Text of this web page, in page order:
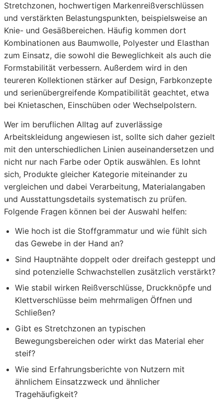
Stretchzonen, hochwertigen Markenreißverschlüssen
und verstärkten Belastungspunkten, beispielsweise an
Knie- und Gesäßbereichen. Häufig kommen dort
Kombinationen aus Baumwolle, Polyester und Elasthan
zum Einsatz, die sowohl die Beweglichkeit als auch die
Formstabilität verbessern. Außerdem wird in den
teureren Kollektionen stärker auf Design, Farbkonzepte
und serienübergreifende Kompatibilität geachtet, etwa
bei Knietaschen, Einschüben oder Wechselpolstern.
Wer im beruflichen Alltag auf zuverlässige
Arbeitskleidung angewiesen ist, sollte sich daher gezielt
mit den unterschiedlichen Linien auseinandersetzen und
nicht nur nach Farbe oder Optik auswählen. Es lohnt
sich, Produkte gleicher Kategorie miteinander zu
vergleichen und dabei Verarbeitung, Materialangaben
und Ausstattungsdetails systematisch zu prüfen.
Folgende Fragen können bei der Auswahl helfen:
Wie hoch ist die Stoffgrammatur und wie fühlt sich
das Gewebe in der Hand an?
Sind Hauptnähte doppelt oder dreifach gesteppt und
sind potenzielle Schwachstellen zusätzlich verstärkt?
Wie stabil wirken Reißverschlüsse, Druckknöpfe und
Klettverschlüsse beim mehrmaligen Öffnen und
Schließen?
Gibt es Stretchzonen an typischen
Bewegungsbereichen oder wirkt das Material eher
steif?
Wie sind Erfahrungsberichte von Nutzern mit
ähnlichem Einsatzzweck und ähnlicher
Tragehäufigkeit?